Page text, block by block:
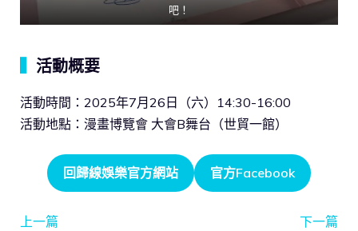
吧！
活動概要
活動時間：2025年7月26日（六）14:30-16:00
活動地點：漫畫博覽會 大會B舞台（世貿一館）
回歸線娛樂官方網站 官方Facebook
上一篇 下一篇